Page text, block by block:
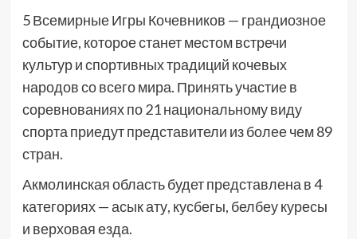
5 Всемирные Игры Кочевников — грандиозное
событие, которое станет местом встречи
культур и спортивных традиций кочевых
народов со всего мира. Принять участие в
соревнованиях по 21 национальному виду
спорта приедут представители из более чем 89
стран.
Акмолинская область будет представлена в 4
категориях — асык ату, кусбегы, белбеу куресы
и верховая езда.